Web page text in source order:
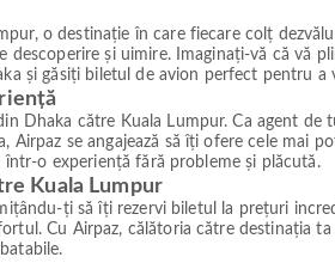
o destinație în care fiecare colț
și uimire. Imaginați-vă că vă
și găsiți biletul de avion perfect pentru a
Dhaka către Kuala Lumpur. Ca agent
Airpaz se angajează să îți ofere cele
o experiență fără probleme și plăcută.
Kuala Lumpur
ți să îți rezervi biletul la prețuri
Cu Airpaz, călătoria către destinația